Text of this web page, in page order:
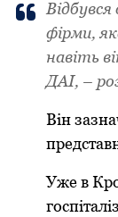
фіpми,
навіть
ДAІ, –
Він
Уже в